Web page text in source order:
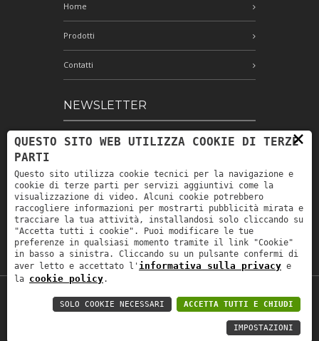
Home
Prodotti
Contatti
NEWSLETTER
Iscriviti alla nostra newsletter e rimani
Ho letto e accetto le condizioni
indicate nell'informativa sulla privacy *
P.IVA: IT00880690235 - Privacy policy-
Area riservata
×
QUESTO SITO WEB UTILIZZA COOKIE DI TERZE
PARTI
Questo sito utilizza cookie tecnici per la navigazione e
cookie di terze parti per servizi aggiuntivi come la
visualizzazione di video. Alcuni cookie potrebbero
raccogliere informazioni per mostrarti pubblicità mirata e
tracciare la tua attività, installandosi solo cliccando su
"Accetta tutti i cookie". Puoi modificare le tue
preferenze in qualsiasi momento tramite il link "Cookie"
in basso a sinistra. Cliccando su un pulsante confermi di
aver letto e accettato l' informativa sulla privacy e
la cookie policy.
ACCETTA TUTTI E CHIUDI
SOLO COOKIE NECESSARI
IMPOSTAZIONI